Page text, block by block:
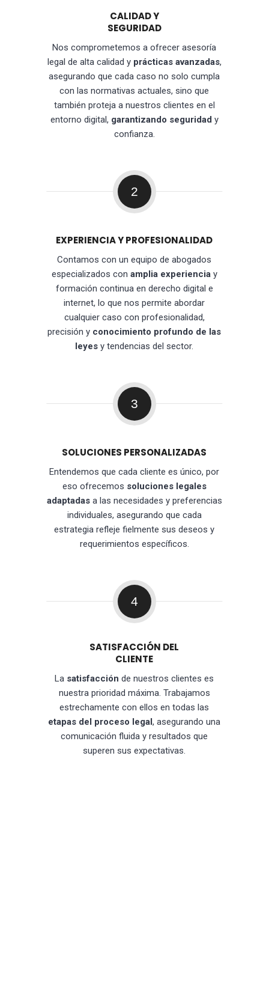
CALIDAD Y
SEGURIDAD
Nos comprometemos a ofrecer asesoría
legal de alta calidad y prácticas avanzadas,
asegurando que cada caso no solo cumpla
con las normativas actuales, sino que
también proteja a nuestros clientes en el
entorno digital, garantizando seguridad y
confianza.
2
EXPERIENCIA Y PROFESIONALIDAD
Contamos con un equipo de abogados
especializados con amplia experienciay
formación continua en derecho digital e
internet, lo que nos permite abordar
cualquier caso con profesionalidad,
precisión y conocimiento profundo de las
leyes y tendencias del sector.
3
SOLUCIONES PERSONALIZADAS
Entendemos que cada cliente es único, por
eso ofrecemos soluciones legales
adaptadasa las necesidades y preferencias
individuales, asegurando que cada
estrategia refleje fielmente sus deseos y
requerimientos específicos.
4
SATISFACCIÓN DEL
CLIENTE
La satisfacción de nuestros clientes es
nuestra prioridad máxima. Trabajamos
estrechamente con ellos en todas las
etapas del proceso legal, asegurando una
comunicación fluida y resultados que
superen sus expectativas.